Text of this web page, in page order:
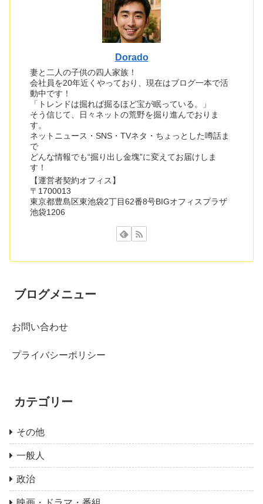
Dorado
妻と二人の子供の四人家族！
会社員を20年近くやっており、現在はブログ一本で活
動中です！
「トレンドは掘れば掘るほど宝が眠っている。」
そう信じて、日々ネットの荒野を掘り進んでおりま
す。
ネットニュース・SNS・TVネタ・ちょっとした噂話ま
で
どんな情報でも“掘り出し金塊”に変えてお届けしま
す！
【運営者契約オフィス】
〒1700013
東京都豊島区東池袋2丁目62番8号BIGオフィスプラザ
池袋1206
ブログメニュー
お問い合わせ
プライバシーポリシー
カテゴリー
その他
一般人
政治